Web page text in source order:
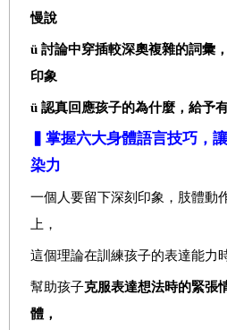
慢說
ü 討論中穿插較深奧複雜的詞彙
印象
ü 認真回應孩子的為什麼，給予
▍掌握六大身體語言技巧，
染力
一個人要留下深刻印象，肢體動
上，
這個理論在訓練孩子的表達能力
幫助孩子克服表達想法時的緊張
體，